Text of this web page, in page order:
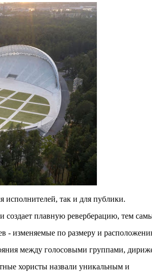
«Серебряная пирамида глобального
«Jardins Secrets» — это
объединить память о военном
исполнителей, так и для публики.
создает плавную реверберацию, тем
- изменяемые по размеру и
между голосовыми группами,
хористы назвали уникальным и